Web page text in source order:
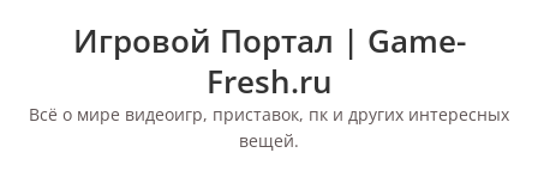
Игровой Портал | Game-
Fresh.ru
Всё о мире видеоигр, приставок, пк и других интересных
вещей.